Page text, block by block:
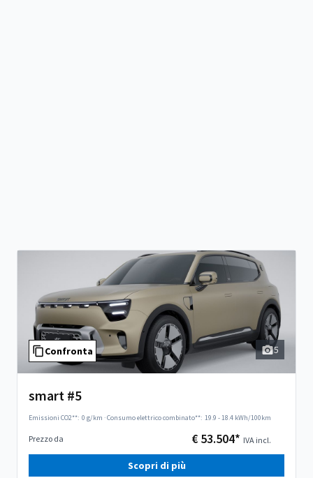
Confronta 5
smart #5
Emissioni CO2**: 0 g/km ·Consumo elettrico combinato**: 19.9 - 18.4 kWh/100km
Prezzo da € 53.504* IVA incl.
Scopri di più